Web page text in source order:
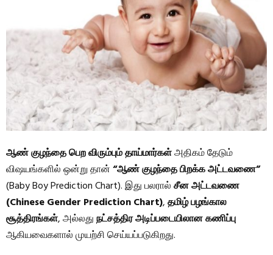
ஆண் குழந்தை பெற விரும்பும் தாய்மார்கள்அதிகம் தேடும்
விஷயங்களில் ஒன்று தான்“ஆண் குழந்தை பிறக்க அட்டவணை”
(Baby Boy Prediction Chart). இது பலரால்சீன அட்டவணை
(Chinese Gender Prediction Chart),தமிழ் பழங்கால
சூத்திரங்கள், அல்லதுநட்சத்திர அடிப்படையிலான கணிப்பு
ஆகியவைகளால் முயற்சி செய்யப்படுகிறது.